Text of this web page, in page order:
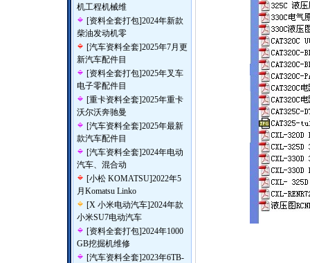
机工程机械维
[资料全套打包]2024年新款
柴油发动机零
[汽车资料全套]2025年7月更
新汽车配件目
[资料全套打包]2025年叉车
电子零配件目
[重卡资料全套]2025年重卡
沃尔沃奔驰曼
[汽车资料全套]2025年最新
款汽车配件目
[汽车资料全套]2024年电动
汽车、混合动
[小松 KOMATSU]2022年5
月Komatsu Linko
[X 小米电动汽车]2024年款
小米SU7电动汽车
[资料全套打包]2024年1000
GB挖掘机维修
[汽车资料全套]2023年6TB-